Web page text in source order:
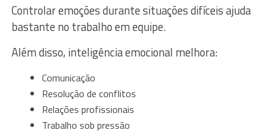
Controlar emoções durante situações difíceis ajuda
bastante no trabalho em equipe.
Além disso, inteligência emocional melhora:
Comunicação
Resolução de conflitos
Relações profissionais
Trabalho sob pressão